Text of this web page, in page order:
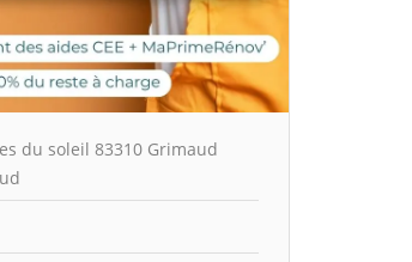
du soleil 83310 Grimaud